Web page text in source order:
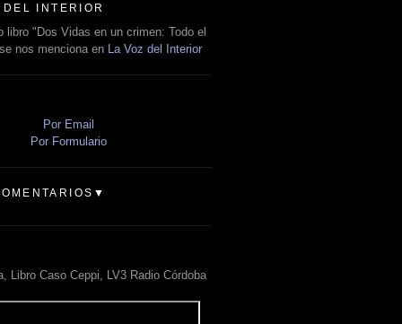
INTERIOR
libro "Dos Vidas en un crimen: Todo el
nos menciona en
La Voz del Interior
Por Email
Por Formulario
Libro Caso Ceppi, LV3 Radio Córdoba